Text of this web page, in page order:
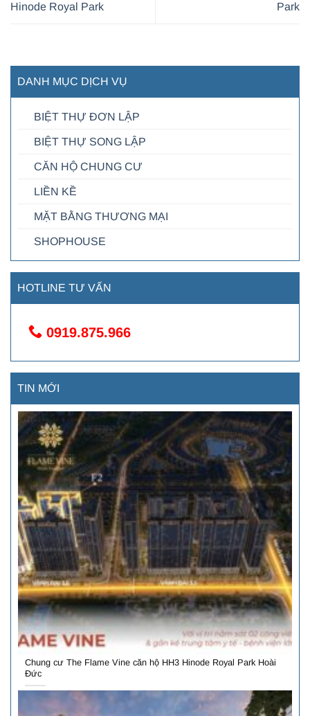
Hinode Royal Park
Park
DANH MỤC DỊCH VỤ
BIỆT THỰ ĐƠN LẬP
BIỆT THỰ SONG LẬP
CĂN HỘ CHUNG CƯ
LIỀN KỀ
MẶT BẰNG THƯƠNG MẠI
SHOPHOUSE
HOTLINE TƯ VẤN
0919.875.966
TIN MỚI
Chung cư The Flame Vine căn hộ HH3 Hinode Royal Park Hoài
Đức